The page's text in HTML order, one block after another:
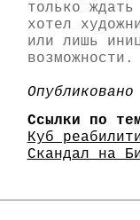
только
хотел
или лишь
возможности.
Ссылки по
Куб
Скандал на